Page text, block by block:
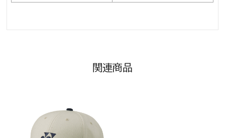
関連商品